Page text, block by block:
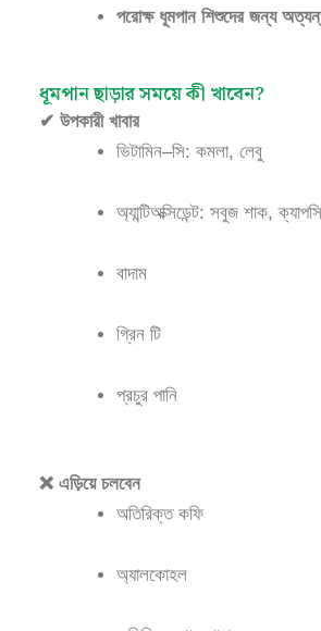
পরোক্ষ ধূমপান শিশুদের জন্য
ধূমপান ছাড়ার সময়ে কী খাবেন?
✔ উপকারী খাবার
ভিটামিন–সি: কমলা, লেবু
অ্যান্টিঅক্সিডেন্ট: সবুজ শাক,
বাদাম
গ্রিন টি
প্রচুর পানি
❌ এড়িয়ে চলবেন
অতিরিক্ত কফি
অ্যালকোহল